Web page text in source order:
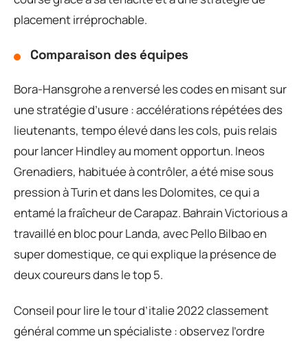
placement irréprochable.
Comparaison des équipes
Bora-Hansgrohe a renversé les codes en misant sur
une stratégie d’usure : accélérations répétées des
lieutenants, tempo élevé dans les cols, puis relais
pour lancer Hindley au moment opportun. Ineos
Grenadiers, habituée à contrôler, a été mise sous
pression à Turin et dans les Dolomites, ce qui a
entamé la fraîcheur de Carapaz. Bahrain Victorious a
travaillé en bloc pour Landa, avec Pello Bilbao en
super domestique, ce qui explique la présence de
deux coureurs dans le top 5.
Conseil pour lire le tour d’italie 2022 classement
général comme un spécialiste : observez l’ordre